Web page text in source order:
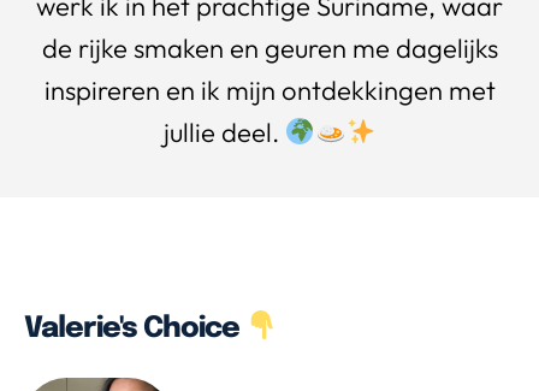
de rijke smaken en geuren me dagelijks
inspireren en ik mijn ontdekkingen met
jullie deel.
Valerie's Choice